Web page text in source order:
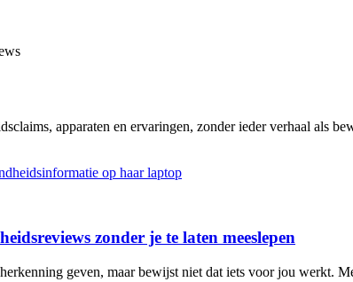
apparaten en ervaringen, zonder ieder verhaal als
zonder je te laten meeslepen
geven, maar bewijst niet dat iets voor jou werkt.